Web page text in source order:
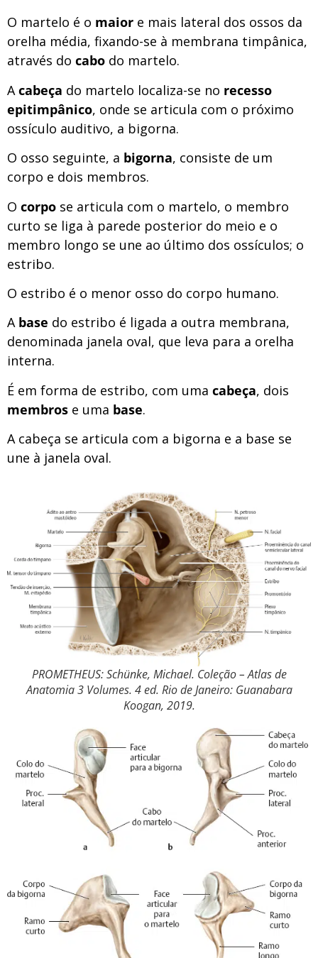
O martelo é o maior e mais lateral dos ossos da
orelha média, fixando-se à membrana timpânica,
através do cabo do martelo.
A cabeça do martelo localiza-se no recesso
epitimpânico, onde se articula com o próximo
ossículo auditivo, a bigorna.
O osso seguinte, a bigorna, consiste de um
corpo e dois membros.
O corpo se articula com o martelo, o membro
curto se liga à parede posterior do meio e o
membro longo se une ao último dos ossículos; o
estribo.
O estribo é o menor osso do corpo humano.
A base do estribo é ligada a outra membrana,
denominada janela oval, que leva para a orelha
interna.
É em forma de estribo, com uma cabeça, dois
membros e uma base.
A cabeça se articula com a bigorna e a base se
une à janela oval.
PROMETHEUS: Schünke, Michael. Coleção – Atlas de
Anatomia 3 Volumes. 4 ed. Rio de Janeiro: Guanabara
Koogan, 2019.